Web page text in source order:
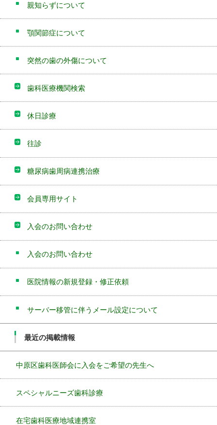
親知らずについて
顎関節症について
突然の歯の外傷について
歯科医療機関検索
休日診療
往診
糖尿病歯周病連携治療
会員専用サイト
入会のお問い合わせ
入会のお問い合わせ
医院情報の新規登録・修正依頼
サーバー移管に伴うメール設定について
最近の掲載情報
中原区歯科医師会に入会をご希望の先生へ
スペシャルニーズ歯科診療
在宅歯科医療地域連携室